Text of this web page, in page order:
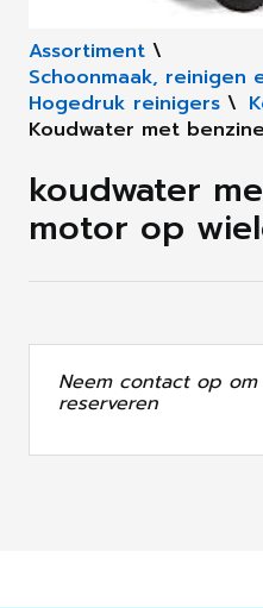
Assortiment \
Schoonmaak, reinigen
Hogedruk reinigers \
Koudwater met
koudwater
motor op
Neem contact op
reserveren